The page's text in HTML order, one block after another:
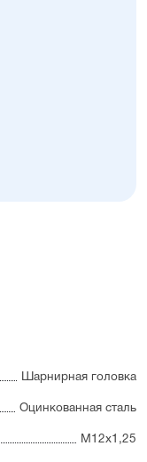
Шарнирная головка
Оцинкованная сталь
М12x1,25